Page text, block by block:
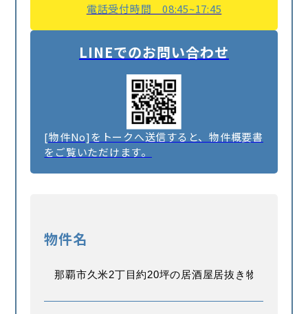
電話受付時間 08:45~17:45
LINEでのお問い合わせ
[物件No]をトークへ送信すると、物件概要書
をご覧いただけます。
物件名